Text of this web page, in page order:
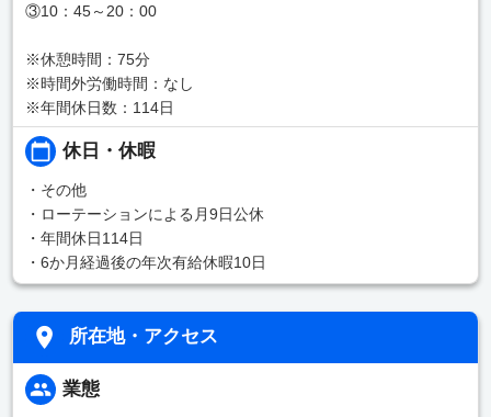
③10：45～20：00
※休憩時間：75分
※時間外労働時間：なし
※年間休日数：114日
休日・休暇
・その他
・ローテーションによる月9日公休
・年間休日114日
・6か月経過後の年次有給休暇10日
所在地・アクセス
業態